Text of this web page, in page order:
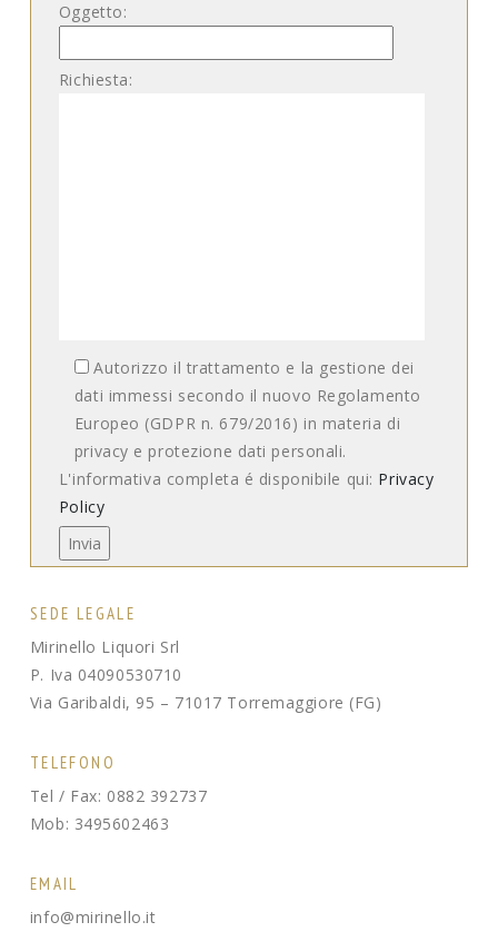
Oggetto:
Richiesta:
Autorizzo il trattamento e la gestione dei
dati immessi secondo il nuovo Regolamento
Europeo (GDPR n. 679/2016) in materia di
privacy e protezione dati personali.
L'informativa completa é disponibile qui: Privacy
Policy
SEDE LEGALE
Mirinello Liquori Srl
P. Iva 04090530710
Via Garibaldi, 95 – 71017 Torremaggiore (FG)
TELEFONO
Tel / Fax: 0882 392737
Mob: 3495602463
EMAIL
info@mirinello.it